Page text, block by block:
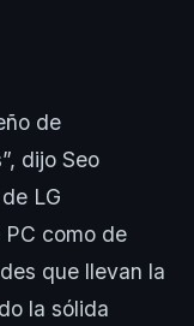
de
dijo Seo
LG
PC como de
que llevan la
la sólida